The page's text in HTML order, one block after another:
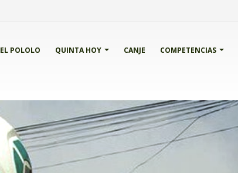
EL POLOLO QUINTA HOY CANJE COMPETENCIAS